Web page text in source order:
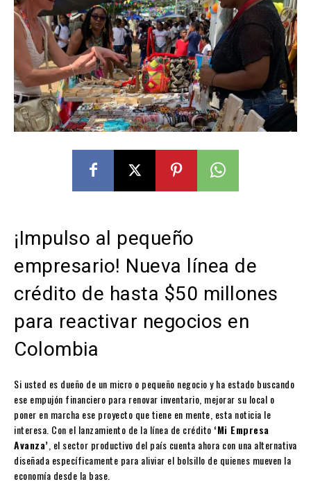
¡Impulso al pequeño
empresario! Nueva línea de
crédito de hasta $50 millones
para reactivar negocios en
Colombia
Si usted es dueño de un micro o pequeño negocio y ha estado buscando
ese empujón financiero para renovar inventario, mejorar su local o
poner en marcha ese proyecto que tiene en mente, esta noticia le
interesa. Con el lanzamiento de la línea de crédito ‘Mi Empresa
Avanza’ , el sector productivo del país cuenta ahora con una alternativa
diseñada específicamente para aliviar el bolsillo de quienes mueven la
economía desde la base.